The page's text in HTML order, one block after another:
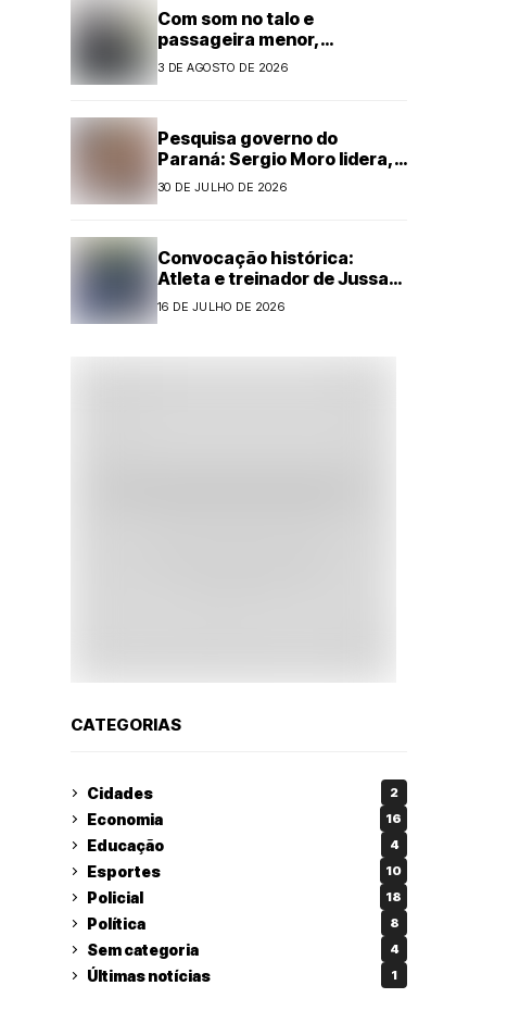
Com som no talo e
passageira menor,
motorista é preso por
3 DE AGOSTO DE 2026
Pesquisa governo do
Paraná: Sergio Moro lidera,
mas Sandro Alex reduz
30 DE JULHO DE 2026
Convocação histórica:
Atleta e treinador de Jussara
são selecionados para
16 DE JULHO DE 2026
CATEGORIAS
Cidades 2
Economia 16
Educação 4
Esportes 10
Policial 18
Política 8
Sem categoria 4
Últimas notícias 1